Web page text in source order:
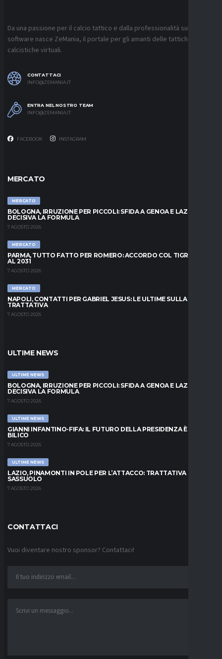
Da una passione per il calcio tattico e dalla professionalità sui
software nasce ZeMania, il portale per gli amanti delle tattiche
calcistiche virtuali.
CONTATTACI
INFO@ZEMANIA.IT
ENTRA NEL NOSTRO TEAM
INFO@ZEMANIA.IT
FACEBOOK INSTAGRAM
MERCATO
MERCATO
BOLOGNA, IRRUZIONE PER PICCOLI: SFIDA A GENOA E LAZIO,
DECISIVA LA FORMULA
7 AGOSTO 2026
MERCATO
PARMA, TUTTO FATTO PER ROMERO: ACCORDO COL TIGRE FINO
AL 2031
7 AGOSTO 2026
MERCATO
NAPOLI, CONTATTI PER GABRIEL JESUS: LE ULTIME SULLA
TRATTATIVA
7 AGOSTO 2026
ULTIME NEWS
ULTIME NEWS
BOLOGNA, IRRUZIONE PER PICCOLI: SFIDA A GENOA E LAZIO,
DECISIVA LA FORMULA
7 AGOSTO 2026
ULTIME NEWS
GIANNI INFANTINO-FIFA: IL FUTURO DELLA PRESIDENZA È IN
BILICO
7 AGOSTO 2026
ULTIME NEWS
LAZIO, PINAMONTI IN POLE PER L’ATTACCO: TRATTATIVA COL
SASSUOLO
7 AGOSTO 2026
CONTATTACI
Vuoi diventare nostro sponsor? Contattaci!